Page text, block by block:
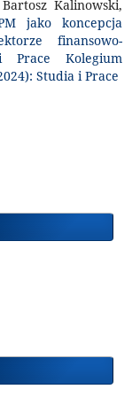
Kalinowski,
jako koncepcja
finansowo-
Prace Kolegium
Studia i Prace